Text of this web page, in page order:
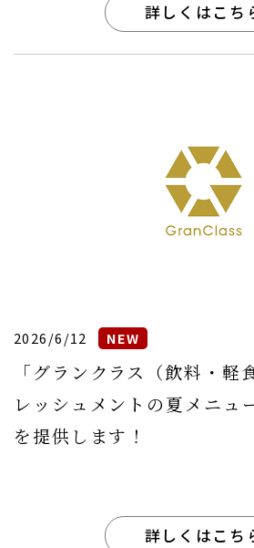
詳しくはこち
2026/6/12
「グランクラス（飲料・軽
レッシュメントの夏メニュ
を提供します！
詳しくはこち